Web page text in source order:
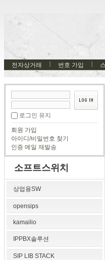
전자상거래 번호 가입
로그인 유지
회원 가입
아이디/비밀번호 찾기
인증 메일 재발송
소프트스위치
상업용SW
opensips
kamailio
IPPBX솔루션
SIP LIB STACK